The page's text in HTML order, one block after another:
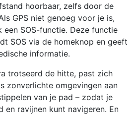
hoorbaar, zelfs door de
GPS niet genoeg voor je is,
SOS-functie. Deze functie
SOS via de homeknop en geeft
informatie.
trotseerd de hitte, past zich
zonverlichte omgevingen aan
van je pad – zodat je
en ravijnen kunt navigeren. En